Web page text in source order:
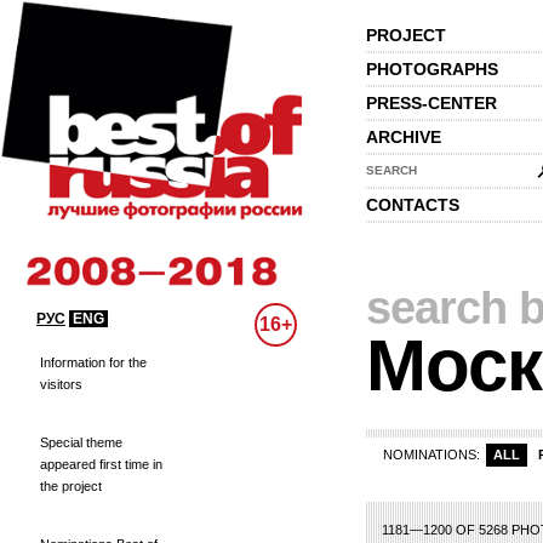
PROJECT
PHOTOGRAPHS
PRESS-CENTER
ARCHIVE
SEARCH
CONTACTS
РУС ENG 16+
Information for the
visitors
Special theme
appeared first time in
the project
search
NOMINATIONS: ALL
1181—1200 OF 5268
43 44 45 46 47